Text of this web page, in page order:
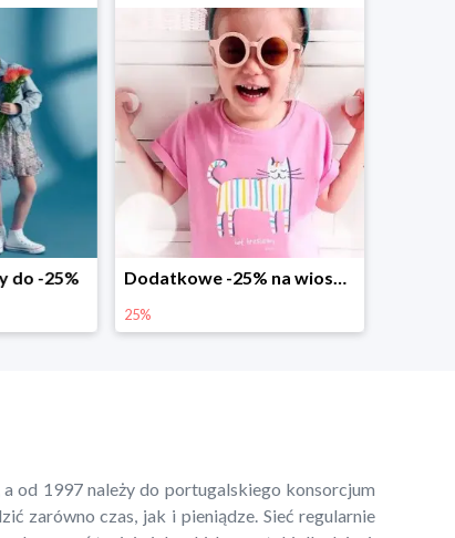
do -25% Dodatkowe -25% na wiosenne nowości
25%
od 1997 należy do portugalskiego konsorcjum
zarówno czas, jak i pieniądze. Sieć regularnie